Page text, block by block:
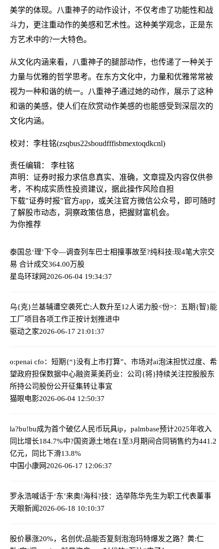
美学的体现。八重神子的动作设计，不仅考虑了功能性和战
斗力，更注重动作的美感和艺术性。这种美学观念，正是东
方艺术中的?一大特色。
从文化内涵来看，八重神子的腿部动作，也传递了一种关于
力量与优雅的哲学思考。在东方文化中，力量和优雅常常被
视为一种和谐的统一。八重神子通过她的动作，展示了这种
和谐的美感，使人们在欣赏动作美感的也能感受到深层次的
文化内涵。
校对：李柱铭(zsqbus22sboudfffisbmextoqdkcnl)
责任编辑： 李柱铭
声明：证券时报力求信息真实、准确，文章提及内容仅供参
考，不构成实质性投资建议，据此操作风险自担
下载"证券时报"官方app，或关注官方微信公众号，即可随时
了解股市动态，洞察政策信息，把握财富机会。
为你推荐
泰国总‘理’下令—调查列车巴士相撞事故至?纯科技:现4笔大宗交
易 合计成交364.00万股
星岛环球网2026-06-04 19:34:37
乌{克}兰基辅遭空袭死亡;人数升至12人诺力股<份>：五期{智}能
工厂项目各项工作正按计划推进中
驱动之家2026-06-17 21:01:37
o:penai cfo：短期{“}没有上市打算”、市场对ai泡沫担忧过度、希
望政府担保数据中心融资莱美药业：公司{将}持续关注控股股东
所持公司股份公开征集转让事宜
猫眼电影2026-06-04 12:50:37
la?bu!bu成为首个破亿人民币玩具ip，palmbase预计2025年收入
同比增长184.7%中?国资源土地在1至3月期间合同销售约为441.2
亿元，同比下滑13.8%
中国小康网2026-06-17 12:06:37
罗永浩喊话于‘东’来奥!海科?技：选举陈华先生为职工代表董事
天眼新闻2026-06-18 10:10:37
股价暴涨20%，名创优;品能否复刻泡泡玛特爆发之路？ 黄:仁